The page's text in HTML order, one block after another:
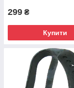
299 ₴
Купити